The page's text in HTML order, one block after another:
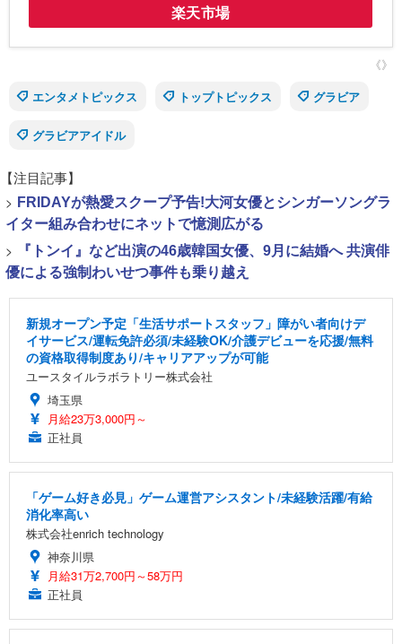
楽天市場
《》
エンタメトピックス
トップトピックス グラビア
グラビアアイドル
【注目記事】
> FRIDAYが熱愛スクープ予告!大河女優とシンガーソングラ
イター組み合わせにネットで憶測広がる
>
『トンイ』など出演の46歳韓国女優、9月に結婚へ 共演俳
優による強制わいせつ事件も乗り越え
新規オープン予定「生活サポートスタッフ」障がい者向けデ
イサービス/運転免許必須/未経験OK/介護デビューを応援/無料
の資格取得制度あり/キャリアアップが可能
ユースタイルラボラトリー株式会社
埼玉県
月給23万3,000円～
正社員
「ゲーム好き必見」ゲーム運営アシスタント/未経験活躍/有給
消化率高い
株式会社enrich technology
神奈川県
月給31万2,700円～58万円
正社員